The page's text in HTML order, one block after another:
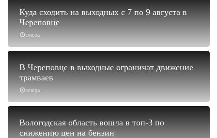
вчера
Куда сходить на выходных с 7 по 9 августа в
Череповце
вчера
В Череповце в выходные ограничат движение
трамваев
Вологодская область вошла в топ-3 по
снижению цен на бензин